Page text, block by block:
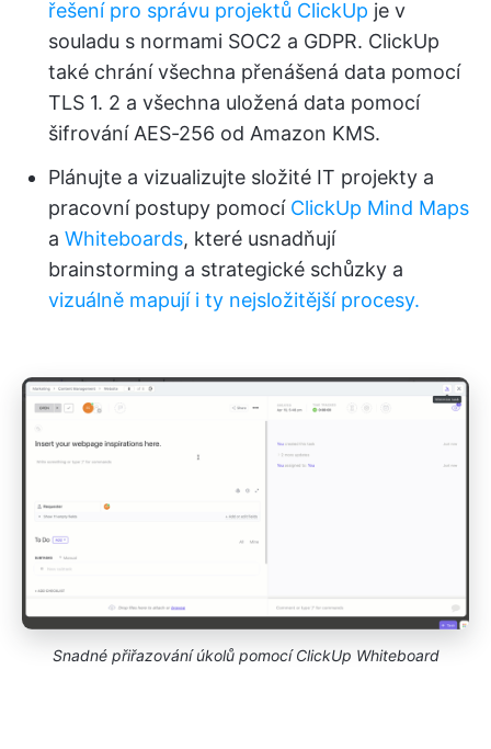
řešení pro správu projektů ClickUp je v
souladu s normami SOC2 a GDPR. ClickUp
také chrání všechna přenášená data pomocí
TLS 1. 2 a všechna uložená data pomocí
šifrování AES-256 od Amazon KMS.
Plánujte a vizualizujte složité IT projekty a
pracovní postupy pomocí ClickUp Mind Maps
a Whiteboards, které usnadňují
brainstorming a strategické schůzky a
vizuálně mapují i ty nejsložitější procesy.
Snadné přiřazování úkolů pomocí ClickUp Whiteboard